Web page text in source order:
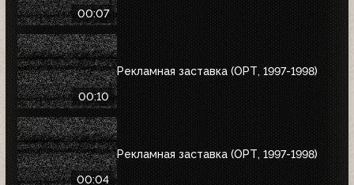
00:07
00:10
Рекламная заставка (ОРТ, 1997-1998)
00:04
Рекламная заставка (ОРТ, 1997-1998)